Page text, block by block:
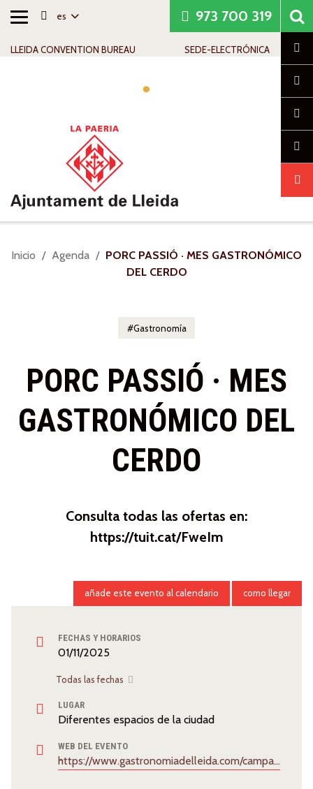
Alternar
es
LLEIDA CONVENTION BUREAU SEDE-ELECTRÓNICA
973 700 319
Usted
Inicio Agenda
PORC PASSIÓ · MES GASTRONÓMICO
DEL CERDO
Gastronomía
PORC PASSIÓ · MES
GASTRONÓMICO DEL
CERDO
Consulta todas las ofertas en:
https://tuit.cat/FweIm
FECHAS Y HORARIOS
01/11/2025
Todas las fechas
LUGAR
Diferentes espacios de la ciudad
WEB DEL EVENTO
https://www.gastronomiadelleida.com/campanya/porcpassio-2025/?utm_campaign=porcpassio-2025
añade este evento al calendario como llegar